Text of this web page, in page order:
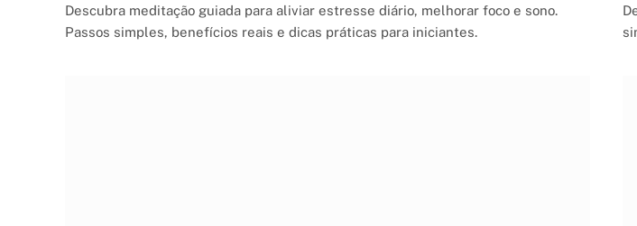
Descubra meditação guiada para aliviar estresse diário, melhorar foco e sono.
Passos simples, benefícios reais e dicas práticas para iniciantes.